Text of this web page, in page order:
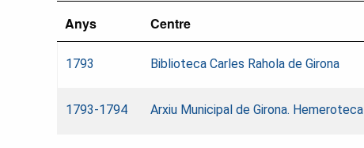
Anys Centre
1793 Biblioteca Carles Rahola de Girona
1793-1794 Arxiu Municipal de Girona. Hemeroteca